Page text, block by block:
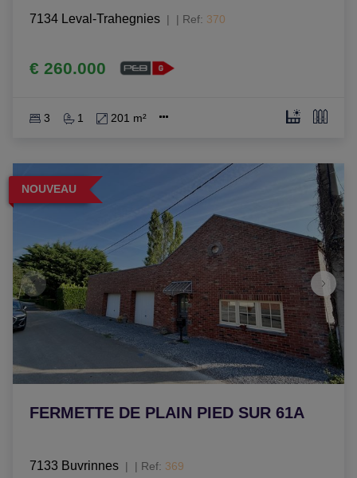
7134 Leval-Trahegnies | Ref: 370
€ 260.000
3 1 201 m²
NOUVEAU
FERMETTE DE PLAIN PIED SUR 61A
7133 Buvrinnes | Ref: 369